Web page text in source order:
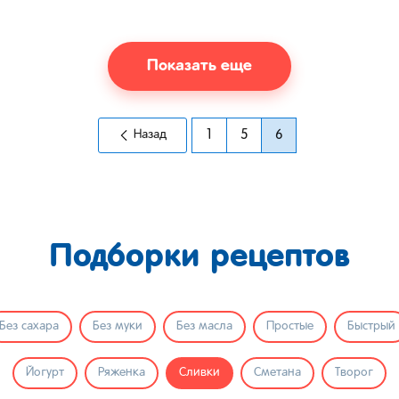
Показать еще
Назад 1 5 6
Подборки рецептов
Без сахара Без муки Без масла Простые Быстрый
Йогурт Ряженка Сливки Сметана Творог